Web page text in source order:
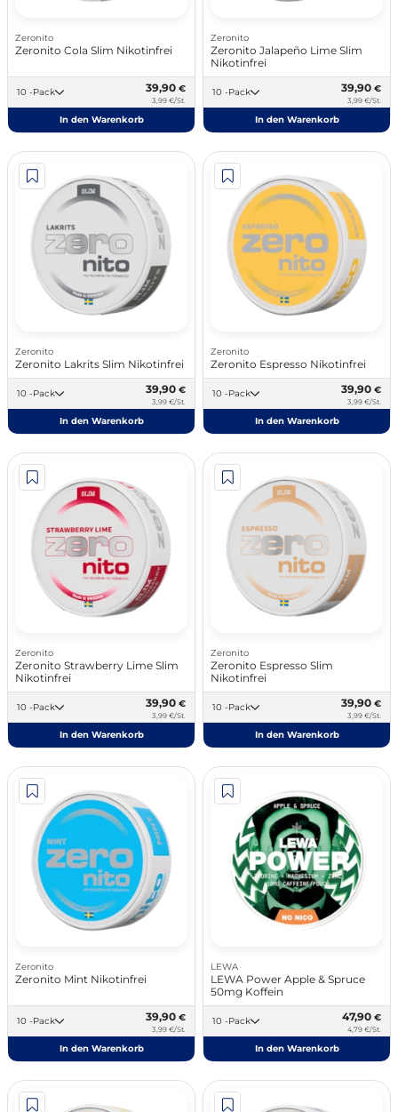
Zeronito
Zeronito Cola Slim Nikotinfrei
10 -Pack 39,90 €
3,99 €/St.
In den Warenkorb
Zeronito
Zeronito Jalapeño Lime Slim
Nikotinfrei
10 -Pack 39,90 €
3,99 €/St.
In den Warenkorb
Zeronito
Zeronito Lakrits Slim Nikotinfrei
10 -Pack 39,90 €
3,99 €/St.
In den Warenkorb
Zeronito
Zeronito Espresso Nikotinfrei
10 -Pack 39,90 €
3,99 €/St.
In den Warenkorb
Zeronito
Zeronito Strawberry Lime Slim
Nikotinfrei
10 -Pack 39,90 €
3,99 €/St.
In den Warenkorb
Zeronito
Zeronito Espresso Slim
Nikotinfrei
10 -Pack 39,90 €
3,99 €/St.
In den Warenkorb
Zeronito
Zeronito Mint Nikotinfrei
10 -Pack 39,90 €
3,99 €/St.
In den Warenkorb
LEWA
LEWA Power Apple & Spruce
50mg Koffein
10 -Pack 47,90 €
4,79 €/St.
In den Warenkorb